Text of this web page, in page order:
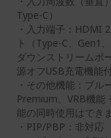
Type-C）
・入力端子：HDMI
ト（Type-C、Gen1
ダウンストリームポ
源オフUSB充電機能
・その他機能：ブル
Premium、VRB機
能の同時使用はでき
・PIP/PBP：非対応